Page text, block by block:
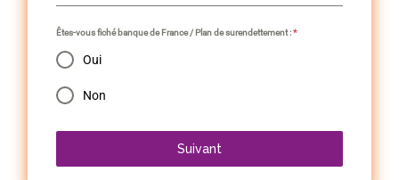
Êtes-vous fiché banque de France / Plan de surendettement :*
Oui
Non
Suivant